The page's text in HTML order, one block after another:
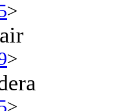
>
>
>